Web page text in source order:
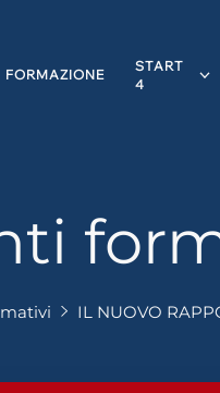
FORMAZIONE
START
4
IL NUOVO